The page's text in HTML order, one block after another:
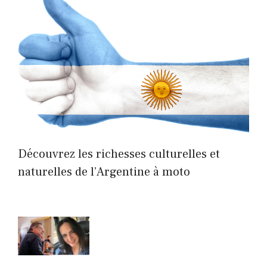
Découvrez les richesses culturelles et
naturelles de l’Argentine à moto